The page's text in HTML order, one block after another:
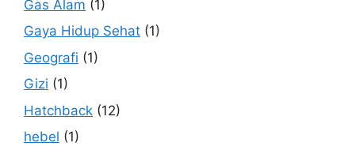
Gas Alam (1)
Gaya Hidup Sehat (1)
Geografi (1)
Gizi (1)
Hatchback (12)
hebel (1)